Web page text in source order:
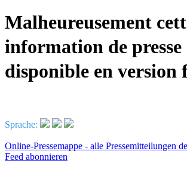
Malheureusement
information de presse
disponible en version
Sprache:
Online-Pressemappe - alle Pressemitteilungen
Feed abonnieren